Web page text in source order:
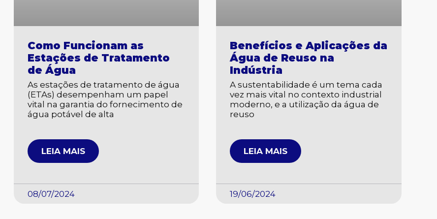
Como Funcionam as
Estações de Tratamento
de Água
As estações de tratamento de água
(ETAs) desempenham um papel
vital na garantia do fornecimento de
água potável de alta
LEIA MAIS
08/07/2024
Benefícios e Aplicações da
Água de Reuso na
Indústria
A sustentabilidade é um tema cada
vez mais vital no contexto industrial
moderno, e a utilização da água de
reuso
LEIA MAIS
19/06/2024